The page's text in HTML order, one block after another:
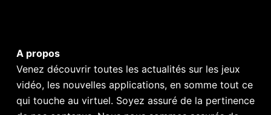
A propos
Venez découvrir toutes les actualités sur les jeux
vidéo, les nouvelles applications, en somme tout ce
qui touche au virtuel. Soyez assuré de la pertinence